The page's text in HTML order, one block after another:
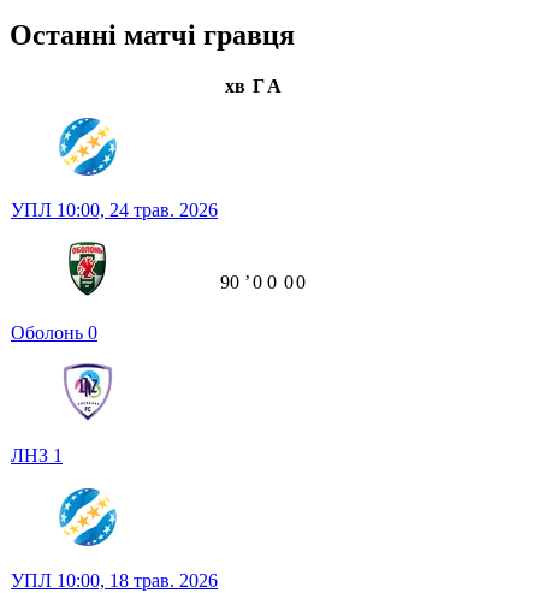
Останні матчі гравця
хв ГА
УПЛ 10:00, 24 трав. 2026
Оболонь 0
ЛНЗ 1
90 ʼ0 0 00
УПЛ 10:00, 18 трав. 2026